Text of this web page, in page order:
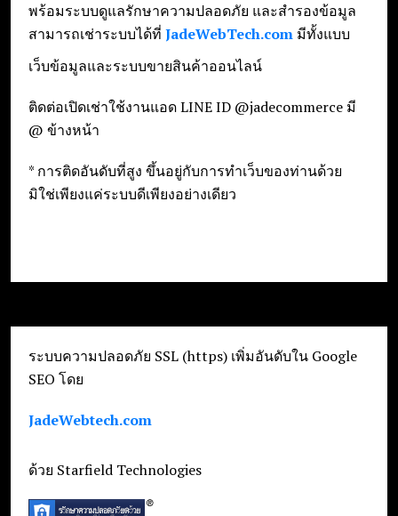
พร้อมระบบดูแลรักษาความปลอดภัย และสำรองข้อมูล
สามารถเช่าระบบได้ที่ JadeWebTech.com มีทั้งแบบ
เว็บข้อมูลและระบบขายสินค้าออนไลน์
ติดต่อเปิดเช่าใช้งานแอด LINE ID @jadecommerce มี
@ ข้างหน้า
* การติดอันดับที่สูง ขึ้นอยู่กับการทำเว็บของท่านด้วย
มิใช่เพียงแค่ระบบดีเพียงอย่างเดียว
ระบบความปลอดภัย SSL (https) เพิ่มอันดับใน Google
SEO โดย
JadeWebtech.com
ด้วย Starfield Technologies